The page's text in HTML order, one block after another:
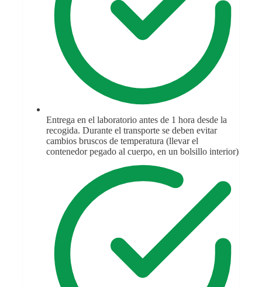
Entrega en el laboratorio antes de 1 hora desde la
recogida. Durante el transporte se deben evitar
cambios bruscos de temperatura (llevar el
contenedor pegado al cuerpo, en un bolsillo interior)